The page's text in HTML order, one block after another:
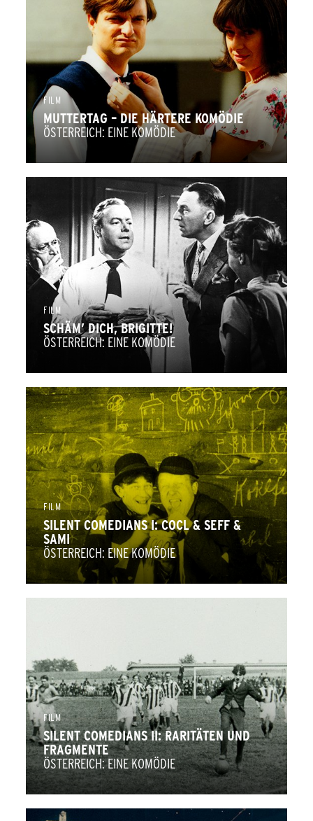
FILM
MUTTERTAG – DIE HÄRTERE KOMÖDIE
ÖSTERREICH: EINE KOMÖDIE
FILM
SCHÄM’ DICH, BRIGITTE!
ÖSTERREICH: EINE KOMÖDIE
FILM
SILENT COMEDIANS I: COCL & SEFF &
SAMI
ÖSTERREICH: EINE KOMÖDIE
FILM
SILENT COMEDIANS II: RARITÄTEN UND
FRAGMENTE
ÖSTERREICH: EINE KOMÖDIE